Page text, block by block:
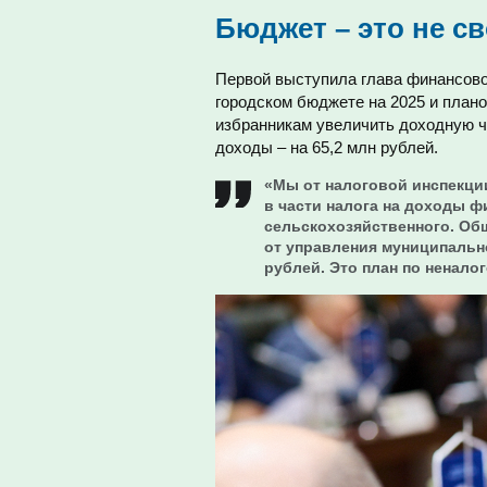
Бюджет – это не
Первой выступила глава
городском бюджете на 2025 и
избранникам увеличить доходную
доходы – на 65,2 млн рублей.
«Мы от налоговой
в части налога на доходы
сельскохозяйственного.
от управления
рублей. Это план по